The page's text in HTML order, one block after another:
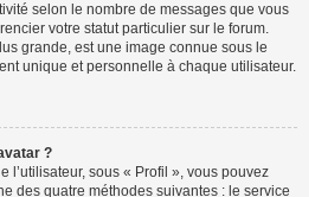
selon le nombre de messages que vous
votre statut particulier sur le forum.
grande, est une image connue sous le
unique et personnelle à chaque utilisateur.
?
l’utilisateur, sous « Profil », vous pouvez
des quatre méthodes suivantes : le service